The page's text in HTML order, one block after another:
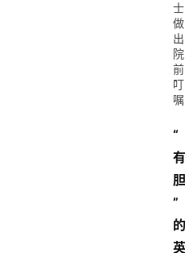
士
做
出
院
前
叮
嘱
“
有
胆
”
的
英